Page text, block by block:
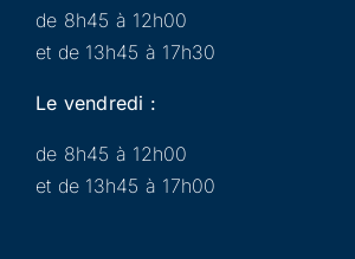
de 8h45 à 12h00
et de 13h45 à 17h30
Le vendredi :
de 8h45 à 12h00
et de 13h45 à 17h00